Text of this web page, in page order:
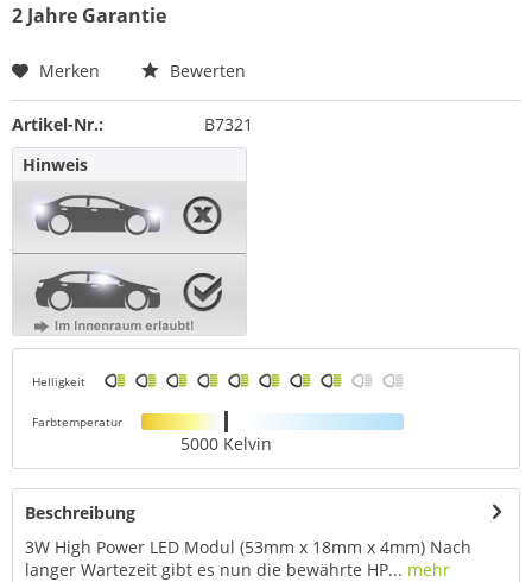
2 Jahre Garantie
Merken Bewerten
Artikel-Nr.:
B7321
Hinweis
Helligkeit
Farbtemperatur
5000 Kelvin
Beschreibung
3W High Power LED Modul (53mm x 18mm x 4mm) Nach
langer Wartezeit gibt es nun die bewährte HP... mehr